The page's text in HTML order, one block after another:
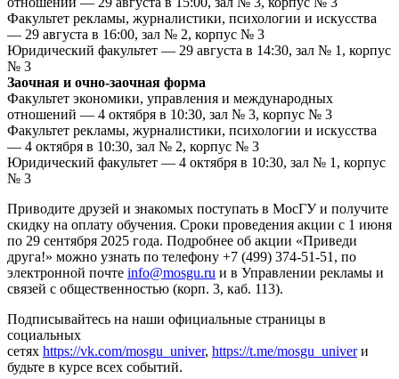
Факультет рекламы, журналистики, психологии и искусства
— 29 августа в 16:00, зал № 2, корпус № 3
Юридический факультет — 29 августа в 14:30, зал № 1, корпус
№ 3
Заочная и очно-заочная форма
Факультет экономики, управления и международных
отношений — 4 октября в 10:30, зал № 3, корпус № 3
Факультет рекламы, журналистики, психологии и искусства
— 4 октября в 10:30, зал № 2, корпус № 3
Юридический факультет — 4 октября в 10:30, зал № 1, корпус
№ 3
Приводите друзей и знакомых поступать в МосГУ и получите
скидку на оплату обучения. Сроки проведения акции с 1 июня
по 29 сентября 2025 года. Подробнее об акции «Приведи
друга!» можно узнать по телефону +7 (499) 374-51-51, по
электронной почте info@mosgu.ru и в Управлении рекламы и
связей с общественностью (корп. 3, каб. 113).
Подписывайтесь на наши официальные страницы в
социальных
сетях https://vk.com/mosgu_univer, https://t.me/mosgu_univerи
будьте в курсе всех событий.